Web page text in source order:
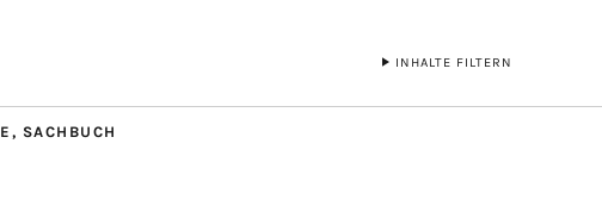
INHALTE FILTERN
, SACHBUCH